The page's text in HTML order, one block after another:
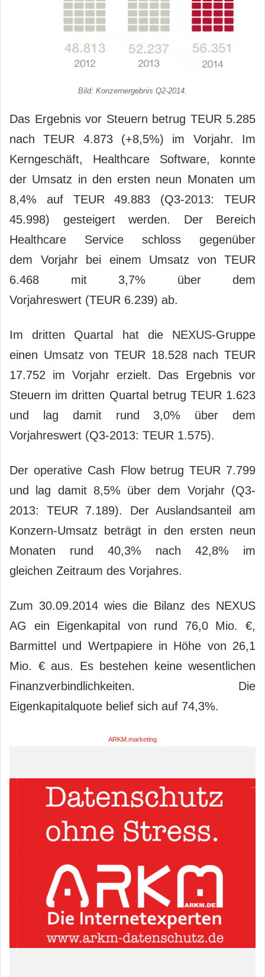
Bild: Konzernergebnis Q2-2014.
Das Ergebnis vor Steuern betrug TEUR 5.285
nach TEUR 4.873 (+8,5%) im Vorjahr. Im
Kerngeschäft, Healthcare Software, konnte
der Umsatz in den ersten neun Monaten um
8,4% auf TEUR 49.883 (Q3-2013: TEUR
45.998) gesteigert werden. Der Bereich
Healthcare Service schloss gegenüber
dem Vorjahr bei einem Umsatz von TEUR
6.468 mit 3,7% über dem
Vorjahreswert (TEUR 6.239) ab.
Im dritten Quartal hat die NEXUS-Gruppe
einen Umsatz von TEUR 18.528 nach TEUR
17.752 im Vorjahr erzielt. Das Ergebnis vor
Steuern im dritten Quartal betrug TEUR 1.623
und lag damit rund 3,0% über dem
Vorjahreswert (Q3-2013: TEUR 1.575).
Der operative Cash Flow betrug TEUR 7.799
und lag damit 8,5% über dem Vorjahr (Q3-
2013: TEUR 7.189). Der Auslandsanteil am
Konzern-Umsatz beträgt in den ersten neun
Monaten rund 40,3% nach 42,8% im
gleichen Zeitraum des Vorjahres.
Zum 30.09.2014 wies die Bilanz des NEXUS
AG ein Eigenkapital von rund 76,0 Mio. €,
Barmittel und Wertpapiere in Höhe von 26,1
Mio. € aus. Es bestehen keine wesentlichen
Finanzverbindlichkeiten. Die
Eigenkapitalquote belief sich auf 74,3%.
ARKM.marketing